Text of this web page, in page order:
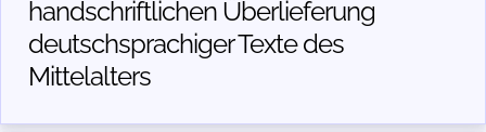
handschriftlichen Über­lieferung
deutschsprachiger Texte des
Mittelalters